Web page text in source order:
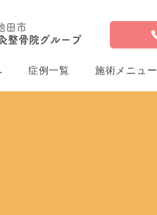
田市
整骨院グループ
症例一覧 施術メニュー